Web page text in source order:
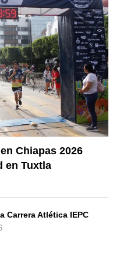
Chiapas 2026
en Tuxtla
Carrera Atlética IEPC